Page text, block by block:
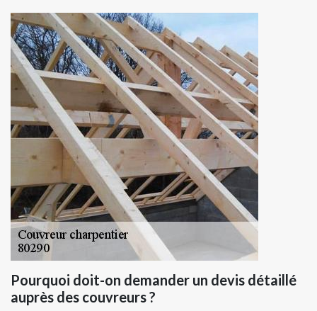
Pourquoi doit-on demander un devis détaillé
auprès des couvreurs ?